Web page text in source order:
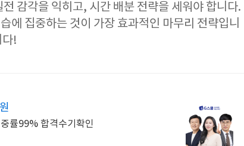
감각을 익히고, 시간 배분 전략을 세워야 합니다.
에 집중하는 것이 가장 효과적인 마무리 전략입니
다!
률99% 합격수기확인